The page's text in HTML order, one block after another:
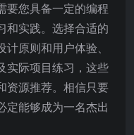
要您具备一定的编程
和实践。选择合适的
原则和用户体验、
实际项目练习，这些
资源推荐。相信只要
定能够成为一名杰出